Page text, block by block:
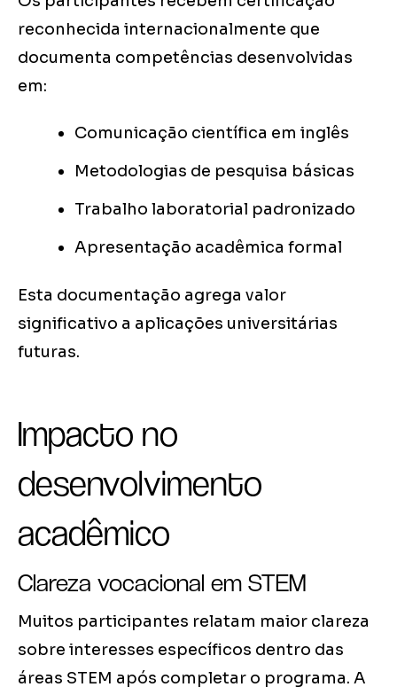
reconhecida internacionalmente que
documenta competências desenvolvidas
em:
Comunicação científica em inglês
Metodologias de pesquisa básicas
Trabalho laboratorial padronizado
Apresentação acadêmica formal
Esta documentação agrega valor
significativo a aplicações universitárias
futuras.
Impacto no
desenvolvimento
acadêmico
Clareza vocacional em STEM
Muitos participantes relatam maior clareza
sobre interesses específicos dentro das
áreas STEM após completar o programa. A